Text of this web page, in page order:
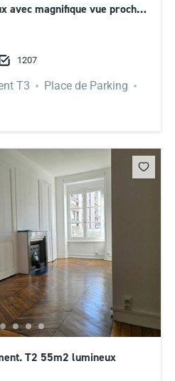
avec magnifique vue proche
1207
T3
Place de Parking
T2 55m2 lumineux